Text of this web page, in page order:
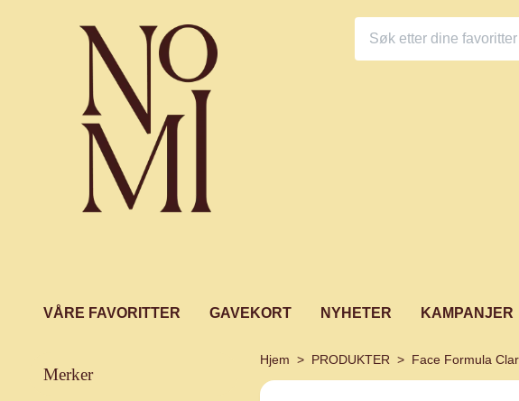
VÅRE FAVORITTER GAVEKORT NYHETER KAMPANJER
merker
Hjem PRODUKTER Face Formula